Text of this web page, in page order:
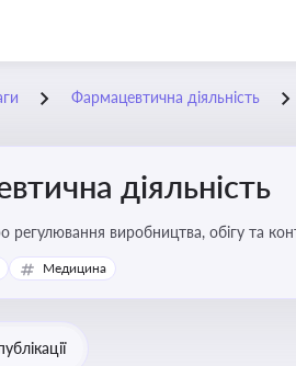
Фармацевтична діяльність
діяльність
регулювання виробництва, обігу та
Медицина